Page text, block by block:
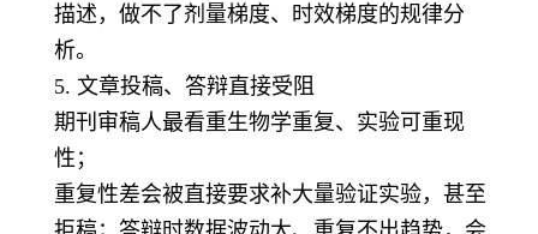
描述，做不了剂量梯度、时效梯度的规律分
析。
5. 文章投稿、答辩直接受阻
期刊审稿人最看重生物学重复、实验可重现
性；
重复性差会被直接要求补大量验证实验，甚至